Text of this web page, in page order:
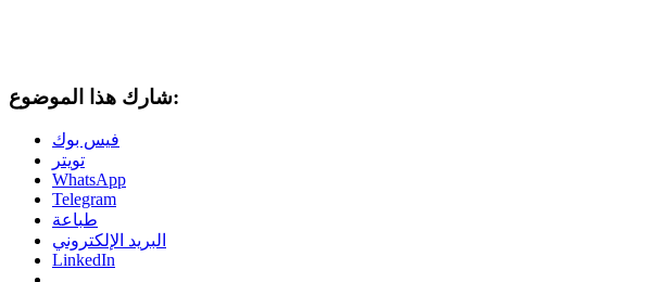
شارك هذا الموضوع:
فيس بوك
تويتر
WhatsApp
Telegram
طباعة
البريد الإلكتروني
LinkedIn